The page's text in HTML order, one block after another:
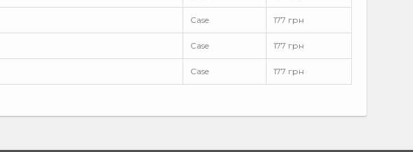
Case 177 грн
Case 177 грн
Case 177 грн